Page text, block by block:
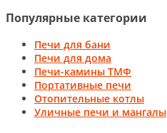
Популярные категории
Печи для бани
Печи для дома
Печи-камины ТМФ
Портативные печи
Отопительные котлы
Уличные печи и мангалы